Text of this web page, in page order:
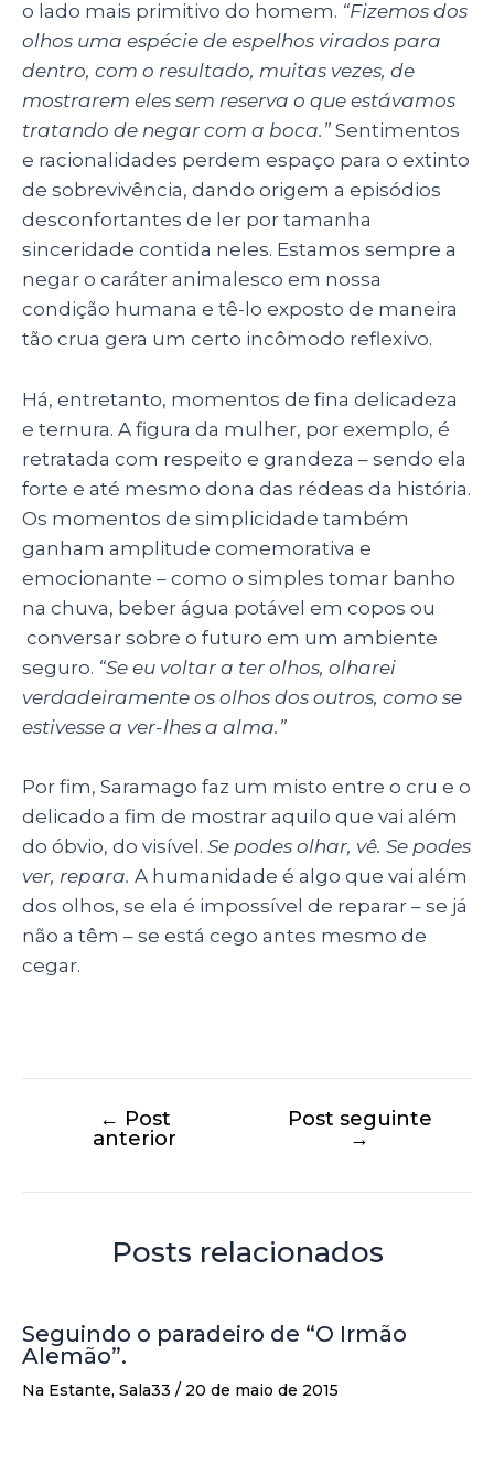
o lado mais primitivo do homem. “Fizemos dos
olhos uma espécie de espelhos virados para
dentro, com o resultado, muitas vezes, de
mostrarem eles sem reserva o que estávamos
tratando de negar com a boca.” Sentimentos
e racionalidades perdem espaço para o extinto
de sobrevivência, dando origem a episódios
desconfortantes de ler por tamanha
sinceridade contida neles. Estamos sempre a
negar o caráter animalesco em nossa
condição humana e tê-lo exposto de maneira
tão crua gera um certo incômodo reflexivo.
Há, entretanto, momentos de fina delicadeza
e ternura. A figura da mulher, por exemplo, é
retratada com respeito e grandeza – sendo ela
forte e até mesmo dona das rédeas da história.
Os momentos de simplicidade também
ganham amplitude comemorativa e
emocionante – como o simples tomar banho
na chuva, beber água potável em copos ou
conversar sobre o futuro em um ambiente
seguro. “Se eu voltar a ter olhos, olharei
verdadeiramente os olhos dos outros, como se
estivesse a ver-lhes a alma.”
Por fim, Saramago faz um misto entre o cru e o
delicado a fim de mostrar aquilo que vai além
do óbvio, do visível. Se podes olhar, vê. Se podes
ver, repara. A humanidade é algo que vai além
dos olhos, se ela é impossível de reparar – se já
não a têm – se está cego antes mesmo de
cegar.
← Post
anterior
Post seguinte
→
Posts relacionados
Seguindo o paradeiro de “O Irmão
Alemão”.
Na Estante, Sala33 / 20 de maio de 2015